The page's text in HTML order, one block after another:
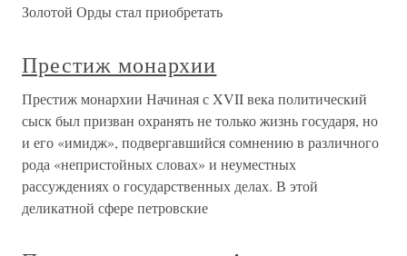
Золотой Орды стал приобретать
Престиж монархии
Престиж монархии Начиная с XVII века политический
сыск был призван охранять не только жизнь государя, но
и его «имидж», подвергавшийся сомнению в различного
рода «непристойных словах» и неуместных
рассуждениях о государственных делах. В этой
деликатной сфере петровские